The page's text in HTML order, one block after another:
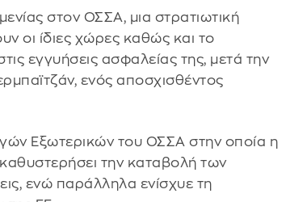
στον ΟΣΣΑ, μια στρατιωτική
οι ίδιες χώρες καθώς και το
εγγυήσεις ασφαλείας της, μετά την
ενός αποσχισθέντος
Εξωτερικών του ΟΣΣΑ στην οποία η
την καταβολή των
ενώ παράλληλα ενίσχυε τη